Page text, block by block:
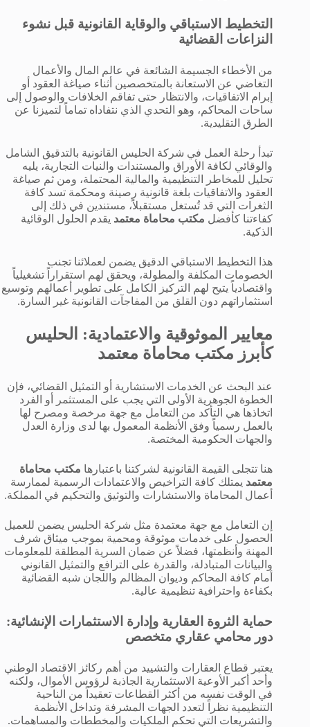
التخطيط الاستباقي والوقاية القانونية قبل نشوء
النزاعات القضائية
من الأخطاء الجسيمة الشائعة في عالم المال والأعمال
التغاضي عن الاستعانة بالمتخصصين أثناء صياغة العقود أو
إبرام الاتفاقيات، والانتظار حتى تفاقم الخلافات والوصول إلى
ساحات المحاكم، وهو التحدي الذي نتفاداه تماماً لتميزنا عن
الطرق التقليدية.
تبدأ رحلة العمل في شركة الحليس القانونية بالتدقيق الشامل
والوقائي لكافة الأوراق والمستندات والنيات التجارية، يليه
تحليل للمخاطر التنظيمية والمالية المحتملة، ومن ثم صياغة
العقود والاتفاقيات بلغة قانونية رصينة ومحكمة تسد كافة
الثغرات التي قد تُستغل مستقبلاً، مستندين في ذلك إلى
كفاءتنا كأفضل مكتب محاماة معتمد يقدم الحلول الوقائية
الذكية.
هذا التخطيط الاستباقي الدقيق يضمن لعملائنا تجنب
الخصومات المكلفة والمطولة، ويحقق لهم استقراراً تشغيلياً
واقتصادياً يتيح لهم التركيز الكامل على تطوير أعمالهم وتوسيع
استثماراتهم دون القلق من المفاجآت القانونية غير السارة.
معايير الموثوقية والاعتمادية: الحليس
كأبرز مكتب محاماة معتمد
عند البحث عن الخدمات الاستشارية أو التمثيل القضائي، فإن
الخطوة الجوهرية الأولى التي يجب على المستثمر أو الفرد
اتخاذها هي التأكد من التعامل مع جهة مرخصة ومصرح لها
بالعمل رسمياً وفق الأنظمة المعمول بها لدى وزارة العدل
والجهات الحكومية المختصة.
هنا تتجلى القيمة القانونية لشركتنا باعتبارها مكتب محاماة
معتمد يمتلك كافة التراخيص والاعتمادات الرسمية لممارسة
أعمال المحاماة والاستشارات والتوثيق والتحكيم في المملكة.
إن التعامل مع جهة معتمدة مثل شركة الحليس يضمن للعميل
الحصول على خدمات موثوقة ومحمية بموجب ميثاق شرف
المهنة وأنظمتها، فضلاً عن ضمان السرية المطلقة للمعلومات
والبيانات المتبادلة، والقدرة على الترافع والتمثيل القانوني
أمام كافة المحاكم وديوان المظالم واللجان شبه القضائية
بكفاءة واحترافية تنظيمية عالية.
حماية الثروة العقارية وإدارة الاستثمارات الإنشائية:
دور محامي عقاري متخصص
يعتبر قطاع العقارات والتشييد من أهم ركائز الاقتصاد الوطني
وأحد أكبر الأوعية الاستثمارية الجاذبة لرؤوس الأموال، ولكنه
في الوقت نفسه من أكثر القطاعات تعقيداً من الناحية
التنظيمية نظراً لتعدد الجهات المشرفة وتداخل الأنظمة
والتشريعات التي تحكم الملكيات والمخططات والمساهمات.